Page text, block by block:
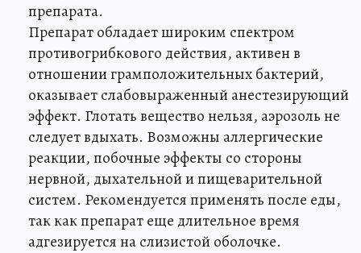
препарата.
Препарат обладает широким спектром
противогрибкового действия, активен в
отношении грамположительных бактерий,
оказывает слабовыраженный анестезирующий
эффект. Глотать вещество нельзя, аэрозоль не
следует вдыхать. Возможны аллергические
реакции, побочные эффекты со стороны
нервной, дыхательной и пищеварительной
систем. Рекомендуется применять после еды,
так как препарат еще длительное время
адгезируется на слизистой оболочке.